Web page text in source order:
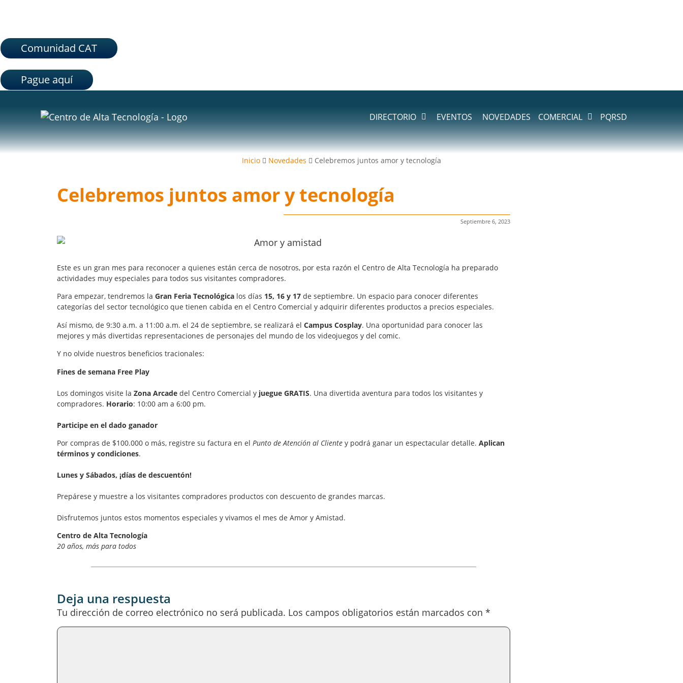
Comunidad CAT
Pague aquí
DIRECTORIO EVENTOS NOVEDADES COMERCIAL PQRSD
Inicio Novedades Celebremos juntos amor y tecnología
Celebremos juntos amor y tecnología
Septiembre 6, 2023
Este es un gran mes para reconocer a quienes están cerca de nosotros, por esta razón el Centro de Alta Tecnología ha preparado
actividades muy especiales para todos sus visitantes compradores.
Para empezar, tendremos la Gran Feria Tecnológica los días 15, 16 y 17 de septiembre. Un espacio para conocer diferentes
categorías del sector tecnológico que tienen cabida en el Centro Comercial y adquirir diferentes productos a precios especiales.
Así mismo, de 9:30 a.m. a 11:00 a.m. el 24 de septiembre, se realizará el Campus Cosplay. Una oportunidad para conocer las
mejores y más divertidas representaciones de personajes del mundo de los videojuegos y del comic.
Y no olvide nuestros beneficios tracionales:
Fines de semana Free Play
Los domingos visite la Zona Arcade del Centro Comercial y juegue GRATIS. Una divertida aventura para todos los visitantes y
compradores. Horario: 10:00 am a 6:00 pm.
Participe en el dado ganador
Por compras de $100.000 o más, registre su factura en el Punto de Atención al Cliente y podrá ganar un espectacular detalle. Aplican
términos y condiciones.
Lunes y Sábados, ¡días de descuentón!
Prepárese y muestre a los visitantes compradores productos con descuento de grandes marcas.
Disfrutemos juntos estos momentos especiales y vivamos el mes de Amor y Amistad.
Centro de Alta Tecnología
20 años, más para todos
Deja una respuesta
Tu dirección de correo electrónico no será publicada. Los campos obligatorios están marcados con *